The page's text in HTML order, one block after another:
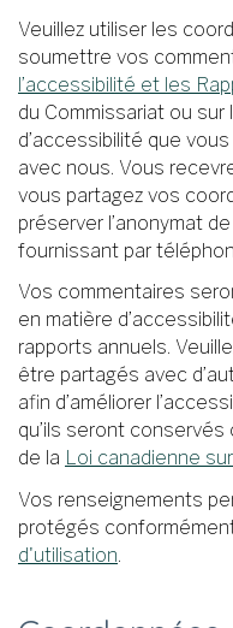
Veuillez utiliser les
soumettre vos
l’accessibilité et les
du Commissariat ou
d’accessibilité que
avec nous. Vous
vous partagez vos
préserver l’anonymat
fournissant par
Vos commentaires
en matière
rapports annuels.
être partagés avec
afin d’améliorer
qu’ils seront
de la Loi canadienne
Vos renseignements
protégés
d'utilisation.